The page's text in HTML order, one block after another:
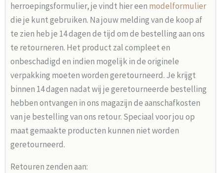
herroepingsformulier, je vindt hier een modelformulier
die je kunt gebruiken. Na jouw melding van de koop af
te zien heb je 14 dagen de tijd om de bestelling aan ons
te retourneren. Het product zal compleet en
onbeschadigd en indien mogelijk in de originele
verpakking moeten worden geretourneerd. Je krijgt
binnen 14 dagen nadat wij je geretourneerde bestelling
hebben ontvangen in ons magazijn de aanschafkosten
van je bestelling van ons retour. Speciaal voor jou op
maat gemaakte producten kunnen niet worden
geretourneerd.
Retouren zenden aan: